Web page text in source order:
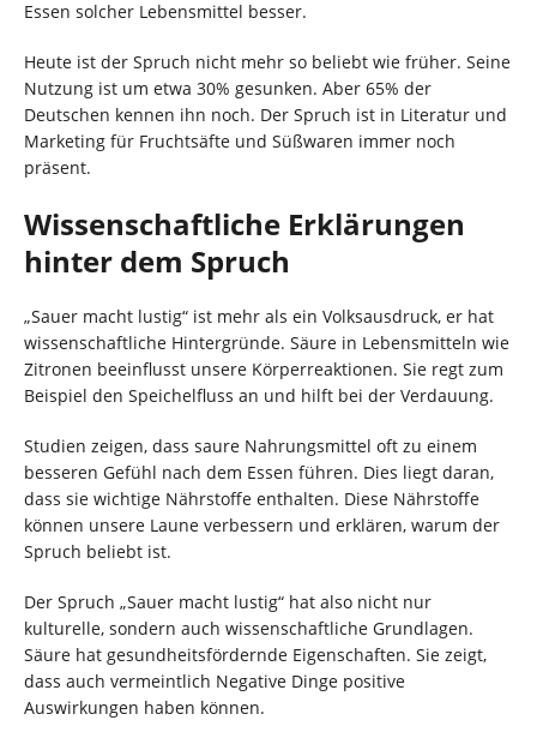
Essen solcher Lebensmittel besser.
Heute ist der Spruch nicht mehr so beliebt wie früher. Seine
Nutzung ist um etwa 30% gesunken. Aber 65% der
Deutschen kennen ihn noch. Der Spruch ist in Literatur und
Marketing für Fruchtsäfte und Süßwaren immer noch
präsent.
Wissenschaftliche Erklärungen
hinter dem Spruch
„Sauer macht lustig“ ist mehr als ein Volksausdruck, er hat
wissenschaftliche Hintergründe. Säure in Lebensmitteln wie
Zitronen beeinflusst unsere Körperreaktionen. Sie regt zum
Beispiel den Speichelfluss an und hilft bei der Verdauung.
Studien zeigen, dass saure Nahrungsmittel oft zu einem
besseren Gefühl nach dem Essen führen. Dies liegt daran,
dass sie wichtige Nährstoffe enthalten. Diese Nährstoffe
können unsere Laune verbessern und erklären, warum der
Spruch beliebt ist.
Der Spruch „Sauer macht lustig“ hat also nicht nur
kulturelle, sondern auch wissenschaftliche Grundlagen.
Säure hat gesundheitsfördernde Eigenschaften. Sie zeigt,
dass auch vermeintlich Negative Dinge positive
Auswirkungen haben können.